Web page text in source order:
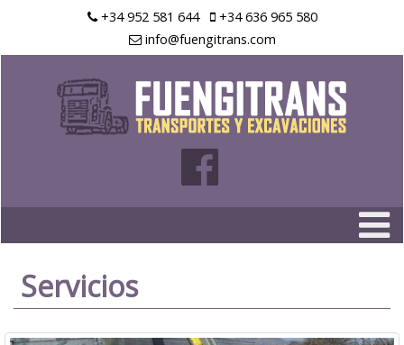
+34 952 581 644
+34 636 965 580
info@fuengitrans.com
Servicios